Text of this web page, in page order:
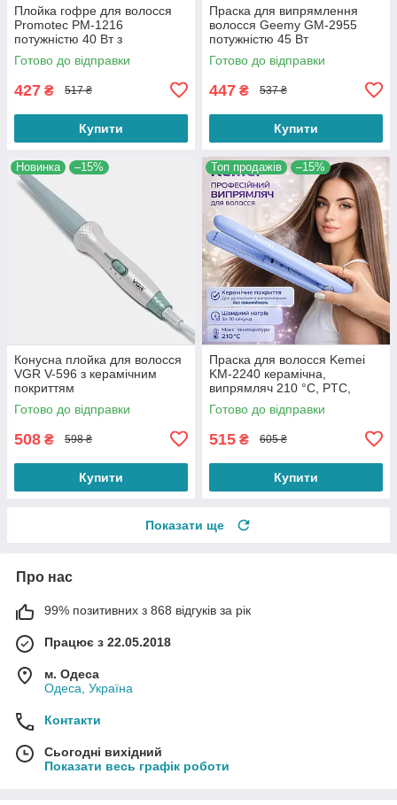
Плойка гофре для волосся
Promotec PM-1216
потужністю 40 Вт з
алюмінієвою пластиною
Рожевого кольору
Готово до відправки
427 ₴ 517 ₴
Купити
Праска для випрямлення
волосся Geemy GM-2955
потужністю 45 Вт
Готово до відправки
447 ₴ 537 ₴
Купити
Новинка –15%
Конусна плойка для волосся
VGR V-596 з керамічним
покриттям
Готово до відправки
508 ₴ 598 ₴
Купити
Топ продажів –15%
Праска для волосся Kemei
KM-2240 керамічна,
випрямляч 210 °C, PTC,
швидке нагрівання, 32 Вт
Світло-бузковий
Готово до відправки
515 ₴ 605 ₴
Купити
Показати ще
Про нас
99% позитивних з 868 відгуків за рік
Працює з 22.05.2018
м. Одеса
Одеса, Україна
Контакти
Сьогодні вихідний
Показати весь графік роботи